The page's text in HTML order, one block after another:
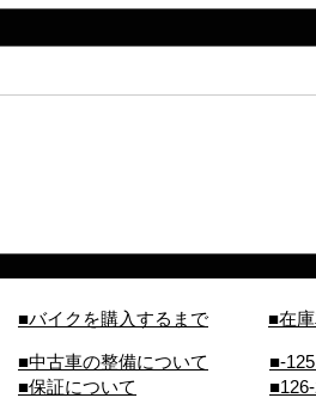
■バイクを購入するまで ■在
■中古車の整備について
■保証について
■-